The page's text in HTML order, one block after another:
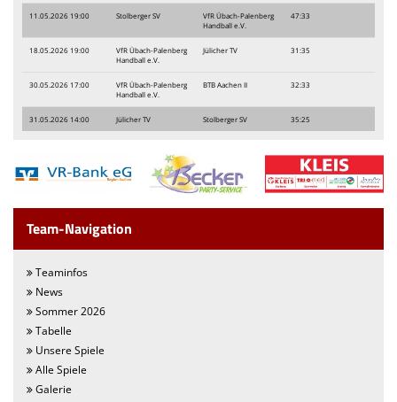
Einladung MV 2026
11.05.2026 19:00 Stolberger SV
VfR Übach-Palenberg
Handball e.V.
47:33
18.05.2026 19:00
VfR Übach-Palenberg
Handball e.V.
Jülicher TV 31:35
30.05.2026 17:00
VfR Übach-Palenberg
Handball e.V.
BTB Aachen II 32:33
31.05.2026 14:00 Jülicher TV Stolberger SV 35:25
Team-Navigation
Teaminfos
News
Sommer 2026
Tabelle
Unsere Spiele
Alle Spiele
Galerie